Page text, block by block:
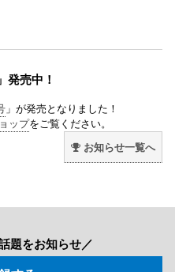
発売中！
」が発売となりました！
ップをご覧ください。
お知らせ一覧へ
題をお知らせ／